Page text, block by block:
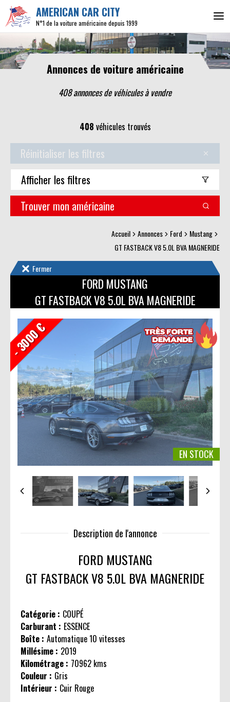
AMERICAN CAR CITY
N°1 de la voiture américaine depuis 1999
Annonces de voiture américaine
408 annonces de véhiculesà vendre
408 véhicules trouvés
Réinitialiser les filtres
Afficher les filtres
Trouver mon américaine
Accueil Annonces Ford
Mustang
GT FASTBACK V8 5.0L BVA MAGNERIDE
Fermer
FORD MUSTANG
GT FASTBACK V8 5.0L BVA MAGNERIDE
EN STOCK
- 3000 €
Description de l'annonce
FORD MUSTANG
GT FASTBACK V8 5.0L BVA MAGNERIDE
Catégorie : COUPÉ
Carburant : ESSENCE
Boîte : Automatique 10 vitesses
Millésime : 2019
Kilométrage : 70962 kms
Couleur : Gris
Intérieur : Cuir Rouge